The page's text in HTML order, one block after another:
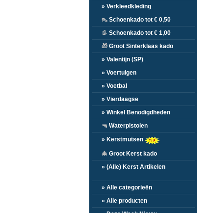
» Verkleedkleding
👠 Schoenkado tot € 0,50
👢 Schoenkado tot € 1,00
🎁 Groot Sinterklaas kado
» Valentijn (SP)
» Voertuigen
» Voetbal
» Vierdaagse
» Winkel Benodigdheden
🔫 Waterpistolen
» Kerstmutsen
🎄 Groot Kerst kado
» (Alle) Kerst Artikelen
» Alle categorieën
» Alle producten